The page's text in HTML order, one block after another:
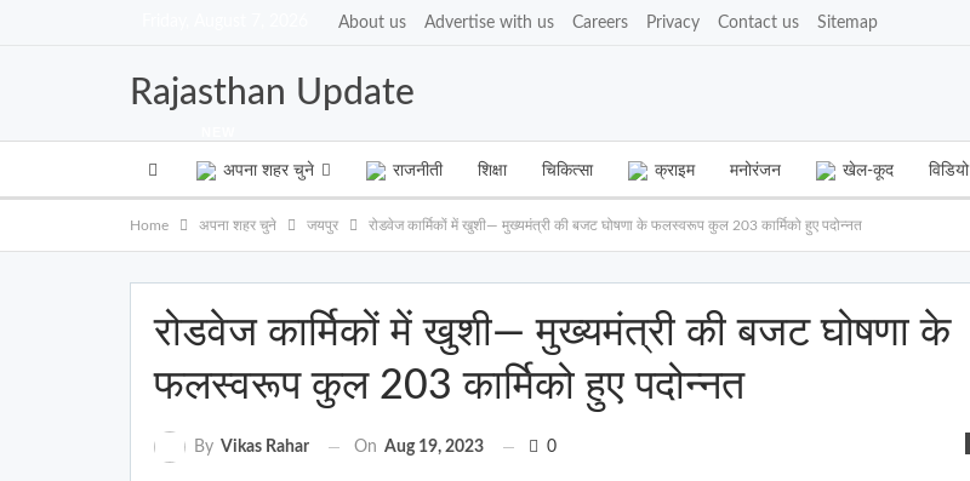
About us Advertise with us Careers Privacy Contact us Sitemap
Rajasthan Update
अपना शहर चुने राजनीती शिक्षा चिकित्सा क्राइम मनोरंजन खेल-कूद विडियो
Home अपना शहर चुने जयपुर रोडवेज कार्मिकों में खुशी— मुख्यमंत्री की बजट घोषणा के फलस्वरूप कुल 203 कार्मिको हुए पदोन्नत
रोडवेज कार्मिकों में खुशी— मुख्यमंत्री की बजट घोषणा के
फलस्वरूप कुल 203 कार्मिको हुए पदोन्नत
By Vikas Rahar On Aug 19, 2023 0